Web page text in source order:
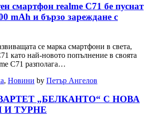
смартфон realme C71 бе пуснат
mAh и бързо зареждане с
се марка смартфони в света,
като най-новото попълнение в своята
C71 разполага…
, Новини by Петър Ангелов
„БЕЛКАНТО“ С НОВА
И ТУРНЕ